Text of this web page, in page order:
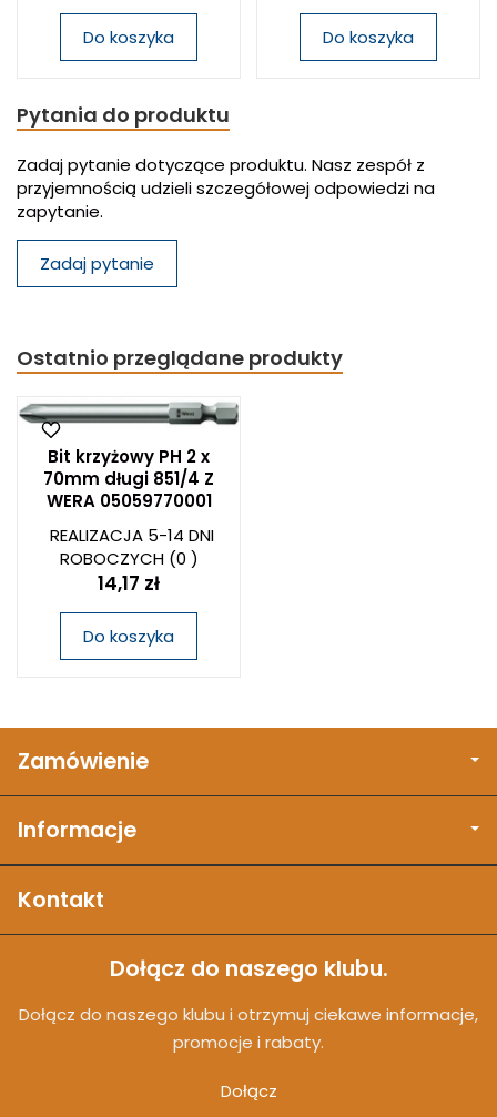
Do koszyka Do koszyka
Pytania do produktu
Zadaj pytanie dotyczące produktu. Nasz zespół z
przyjemnością udzieli szczegółowej odpowiedzi na
zapytanie.
Zadaj pytanie
Ostatnio przeglądane produkty
Bit krzyżowy PH 2 x
70mm długi 851/4 Z
WERA 05059770001
REALIZACJA 5-14 DNI
ROBOCZYCH(0 )
14,17 zł
Do koszyka
Zamówienie
Informacje
Kontakt
Dołącz do naszego klubu.
Dołącz do naszego klubu i otrzymuj ciekawe informacje,
promocje i rabaty.
Dołącz